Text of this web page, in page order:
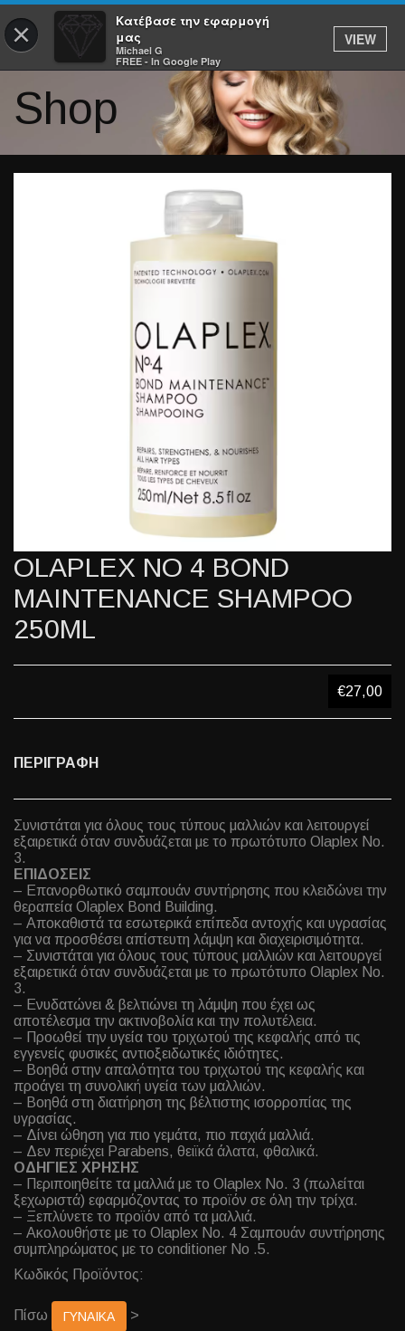
×
Κατέβασε την εφαρμογή
μας
Michael G
FREE - In Google Play
VIEW
Shop
OLAPLEX NO 4 BOND
MAINTENANCE SHAMPOO
250ML
€27,00
ΠΕΡΙΓΡΑΦΗ
Συνιστάται για όλους τους τύπους μαλλιών και λειτουργεί
εξαιρετικά όταν συνδυάζεται με το πρωτότυπο Olaplex No.
3.
ΕΠΙΔΟΣΕΙΣ
– Επανορθωτικό σαμπουάν συντήρησης που κλειδώνει την
θεραπεία Olaplex Bond Building.
– Αποκαθιστά τα εσωτερικά επίπεδα αντοχής και υγρασίας
για να προσθέσει απίστευτη λάμψη και διαχειρισιμότητα.
– Συνιστάται για όλους τους τύπους μαλλιών και λειτουργεί
εξαιρετικά όταν συνδυάζεται με το πρωτότυπο Olaplex No.
3.
– Ενυδατώνει & βελτιώνει τη λάμψη που έχει ως
αποτέλεσμα την ακτινοβολία και την πολυτέλεια.
– Προωθεί την υγεία του τριχωτού της κεφαλής από τις
εγγενείς φυσικές αντιοξειδωτικές ιδιότητες.
– Βοηθά στην απαλότητα του τριχωτού της κεφαλής και
προάγει τη συνολική υγεία των μαλλιών.
– Βοηθά στη διατήρηση της βέλτιστης ισορροπίας της
υγρασίας.
– Δίνει ώθηση για πιο γεμάτα, πιο παχιά μαλλιά.
– Δεν περιέχει Parabens, θειϊκά άλατα, φθαλικά.
ΟΔΗΓΙΕΣ ΧΡΗΣΗΣ
– Περιποιηθείτε τα μαλλιά με το Olaplex No. 3 (πωλείται
ξεχωριστά) εφαρμόζοντας το προϊόν σε όλη την τρίχα.
– Ξεπλύνετε το προϊόν από τα μαλλιά.
– Ακολουθήστε με το Olaplex Νο. 4 Σαμπουάν συντήρησης
συμπληρώματος με το conditioner No .5.
Κωδικός Προϊόντος:
Πίσω ΓΥΝΑΙΚΑ >